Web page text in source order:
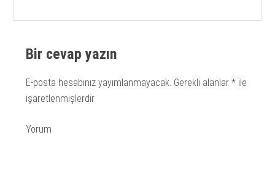
Bir cevap yazın
E-posta hesabınız yayımlanmayacak. Gerekli alanlar* ile
işaretlenmişlerdir
Yorum